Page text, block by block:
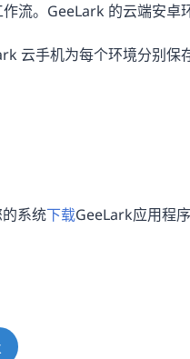
流。GeeLark 的云端安卓
云手机为每个环境分别保
系统下载GeeLark应用程